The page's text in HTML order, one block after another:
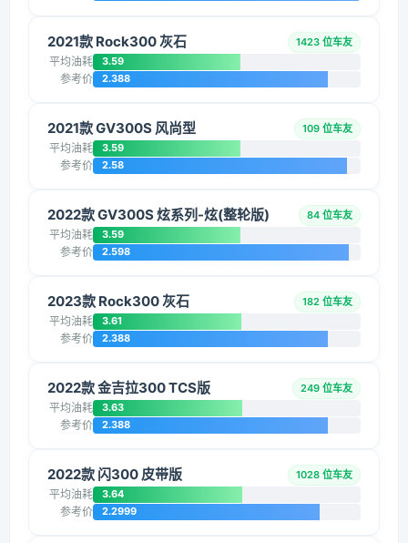
2021款 Rock300 灰石 1423 位车友
平均油耗 3.59
参考价 2.388
2021款 GV300S 风尚型 109 位车友
平均油耗 3.59
参考价 2.58
2022款 GV300S 炫系列-炫(整轮版) 84 位车友
平均油耗 3.59
参考价 2.598
2023款 Rock300 灰石 182 位车友
平均油耗 3.61
参考价 2.388
2022款 金吉拉300 TCS版 249 位车友
平均油耗 3.63
参考价 2.388
2022款 闪300 皮带版 1028 位车友
平均油耗 3.64
参考价 2.2999